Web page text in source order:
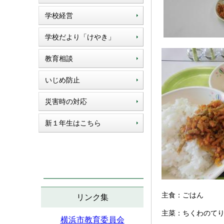
学校経営
学校だより「けやき」
教育相談
いじめ防止
災害時の対応
新１年生はこちら
リンク集
横浜市教育委員会
主食：ごはん
主菜：ちくわのて